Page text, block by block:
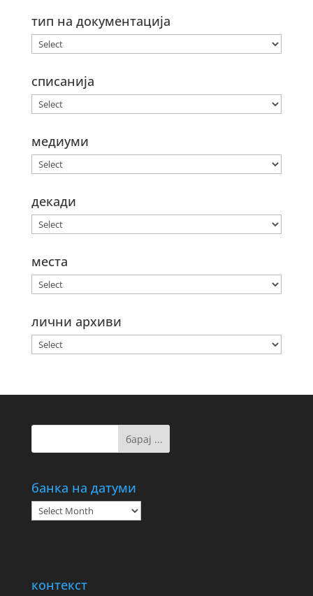
тип на документација
списанија
медиуми
декади
места
лични архиви
банка на датуми
банка
на
контекст